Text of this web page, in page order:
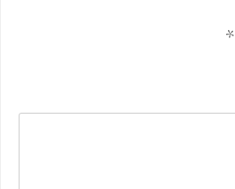
*